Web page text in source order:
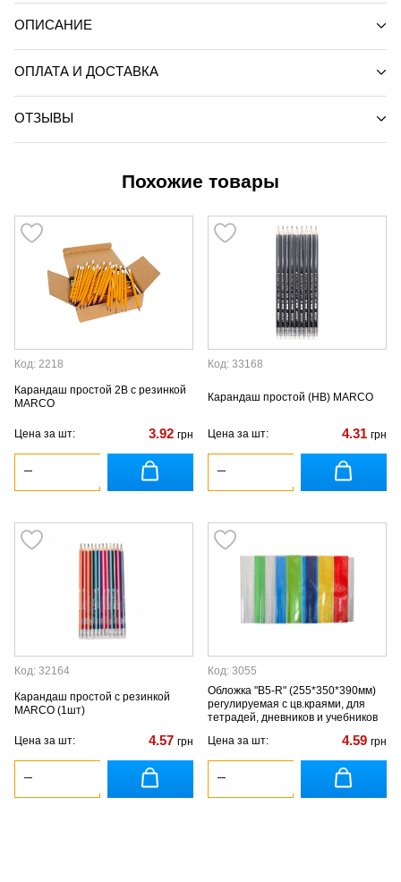
ОПИСАНИЕ
ОПЛАТА И ДОСТАВКА
ОТЗЫВЫ
Похожие товары
Код: 2218
Карандаш простой 2В с резинкой
MARCO
Цена за шт: 3.92 грн
Код: 33168
Карандаш простой (HB) MARCO
Цена за шт: 4.31 грн
Код: 32164
Карандаш простой с резинкой
MARCO (1шт)
Цена за шт: 4.57 грн
Код: 3055
Обложка "В5-R" (255*350*390мм)
регулируемая с цв.краями, для
тетрадей, дневников и учебников
Цена за шт:
4.59 грн